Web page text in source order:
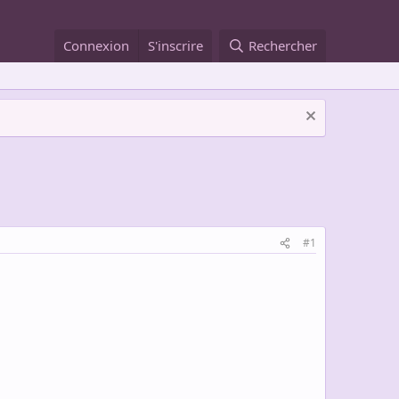
Connexion S'inscrire Rechercher
#1